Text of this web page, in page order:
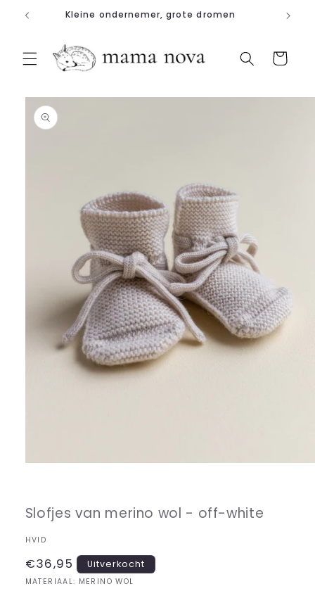
naar deKleine ondernemer, grote dromen
Winkelwagen
direct naar
modaal
Slofjes van merino wol - off-white
HVID
Normale
prijs
€36,95 Uitverkocht
MATERIAAL: MERINO WOL